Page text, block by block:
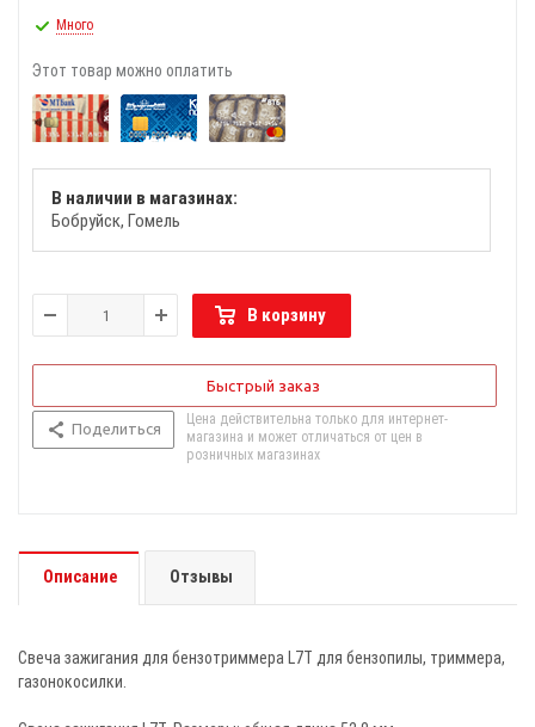
Много
Этот товар можно оплатить
В наличии в магазинах:
Бобруйск Гомель
В корзину
Быстрый заказ
Поделиться
Цена действительна только для интернет-
магазина и может отличаться от цен в
розничных магазинах
Описание Отзывы
Свеча зажигания для бензотриммера L7Т для бензопилы, триммера,
газонокосилки.